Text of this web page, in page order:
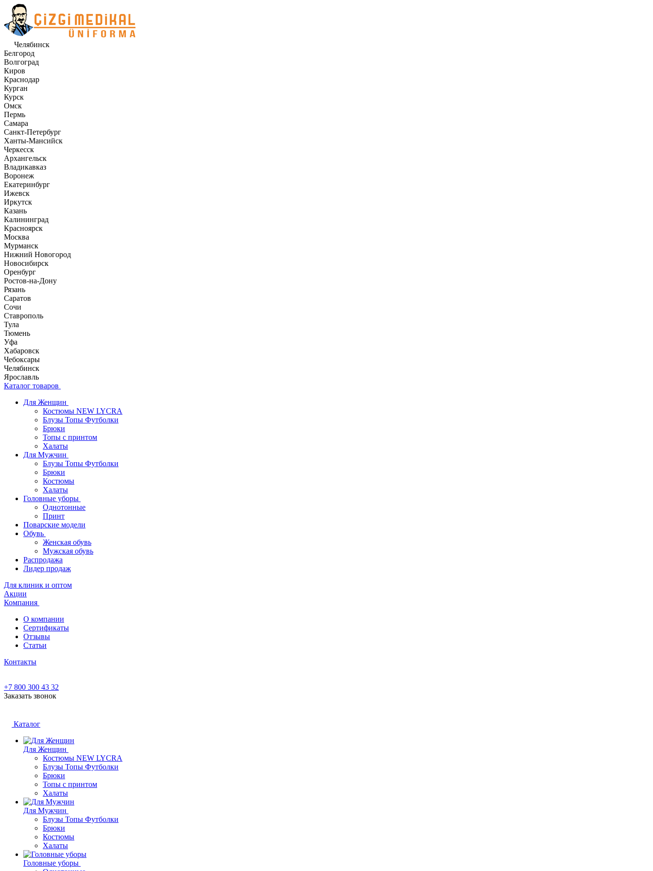
Челябинск
Белгород
Волгоград
Киров
Краснодар
Курган
Курск
Омск
Пермь
Самара
Санкт-Петербург
Ханты-Мансийск
Черкесск
Архангельск
Владикавказ
Воронеж
Екатеринбург
Ижевск
Иркутск
Казань
Калининград
Красноярск
Москва
Мурманск
Нижний Новогород
Новосибирск
Оренбург
Ростов-на-Дону
Рязань
Саратов
Сочи
Ставрополь
Тула
Тюмень
Уфа
Хабаровск
Чебоксары
Челябинск
Ярославль
Каталог товаров
Для Женщин
Костюмы NEW LYCRA
Блузы Топы Футболки
Брюки
Топы с принтом
Халаты
Для Мужчин
Блузы Топы Футболки
Брюки
Костюмы
Халаты
Головные уборы
Однотонные
Принт
Поварские модели
Обувь
Женская обувь
Мужская обувь
Распродажа
Лидер продаж
Для клиник и оптом
Акции
Компания
О компании
Сертификаты
Отзывы
Статьи
Контакты
+7 800 300 43 32
Заказать звонок
Каталог
Для Женщин
Костюмы NEW LYCRA
Блузы Топы Футболки
Брюки
Топы с принтом
Халаты
Для Мужчин
Блузы Топы Футболки
Брюки
Костюмы
Халаты
Головные уборы